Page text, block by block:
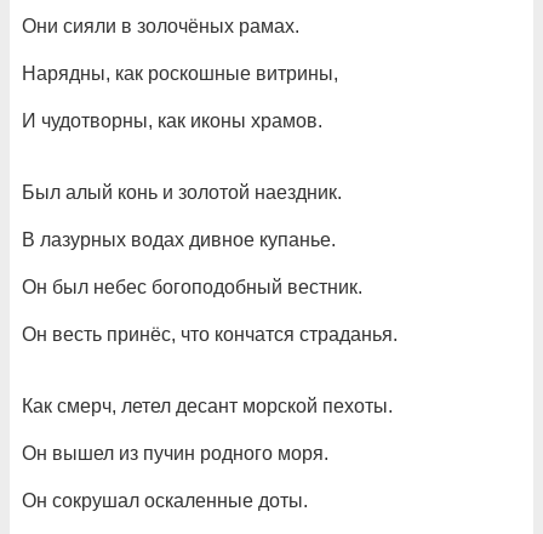
Они сияли в золочёных рамах.
Нарядны, как роскошные витрины,
И чудотворны, как иконы храмов.
Был алый конь и золотой наездник.
В лазурных водах дивное купанье.
Он был небес богоподобный вестник.
Он весть принёс, что кончатся страданья.
Как смерч, летел десант морской пехоты.
Он вышел из пучин родного моря.
Он сокрушал оскаленные доты.